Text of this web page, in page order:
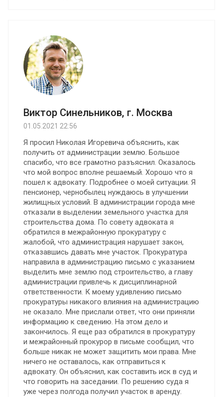
Виктор Синельников, г. Москва
01.05.2021 22:56
Я просил Николая Игоревича объяснить, как
получить от администрации землю. Большое
спасибо, что все грамотно разъяснил. Оказалось
что мой вопрос вполне решаемый. Хорошо что я
пошел к адвокату. Подробнее о моей ситуации. Я
пенсионер, чернобылец нуждаюсь в улучшении
жилищных условий. В администрации города мне
отказали в выделении земельного участка для
строительства дома. По совету адвоката я
обратился в межрайонную прокуратуру с
жалобой, что администрация нарушает закон,
отказавшись давать мне участок. Прокуратура
направила в администрацию письмо с указанием
выделить мне землю под строительство, а главу
администрации привлечь к дисциплинарной
ответственности. К моему удивлению письмо
прокуратуры никакого влияния на администрацию
не оказало. Мне прислали ответ, что они приняли
информацию к сведению. На этом дело и
закончилось. Я еще раз обратился в прокуратуру
и межрайонный прокурор в письме сообщил, что
больше никак не может защитить мои права. Мне
ничего не оставалось, как отправиться к
адвокату. Он объяснил, как составить иск в суд и
что говорить на заседании. По решению суда я
уже через полгода получил участок в аренду.